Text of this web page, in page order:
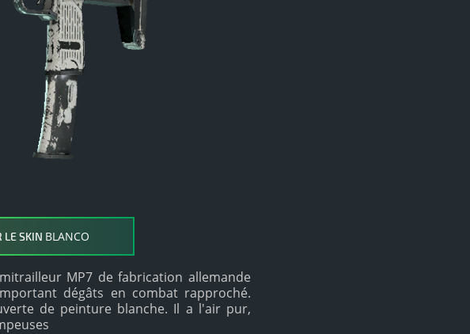
LE SKIN BLANCO
MP7 de fabrication allemande
dégâts en combat rapproché.
de peinture blanche. Il a l'air pur,